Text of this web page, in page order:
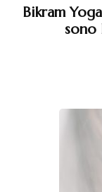
Bikram
sono